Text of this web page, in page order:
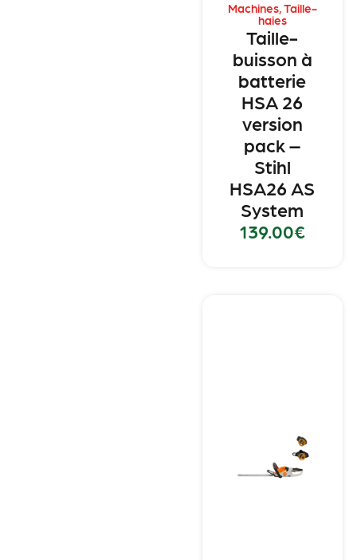
Machines,Taille-
haies
Taille-
buisson à
batterie
HSA 26
version
pack –
Stihl
HSA26 AS
System
139.00€